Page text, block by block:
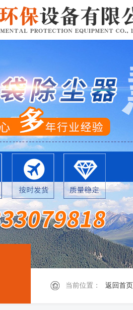
当前位置： 返回首页